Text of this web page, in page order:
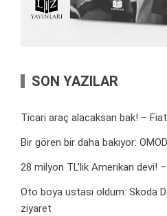
SON YAZILAR
Ticari araç alacaksan bak! –
Bir gören bir daha bakıyor:
28 milyon TL’lik Amerikan devi!
Oto boya ustası oldum: Skoda
ziyaret